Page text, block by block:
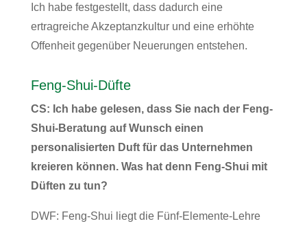
Ich habe festgestellt, dass dadurch eine
ertragreiche Akzeptanzkultur und eine erhöhte
Offenheit gegenüber Neuerungen entstehen.
Feng-Shui-Düfte
CS: Ich habe gelesen, dass Sie nach der Feng-
Shui-Beratung auf Wunsch einen
personalisierten Duft für das Unternehmen
kreieren können. Was hat denn Feng-Shui mit
Düften zu tun?
DWF: Feng-Shui liegt die Fünf-Elemente-Lehre